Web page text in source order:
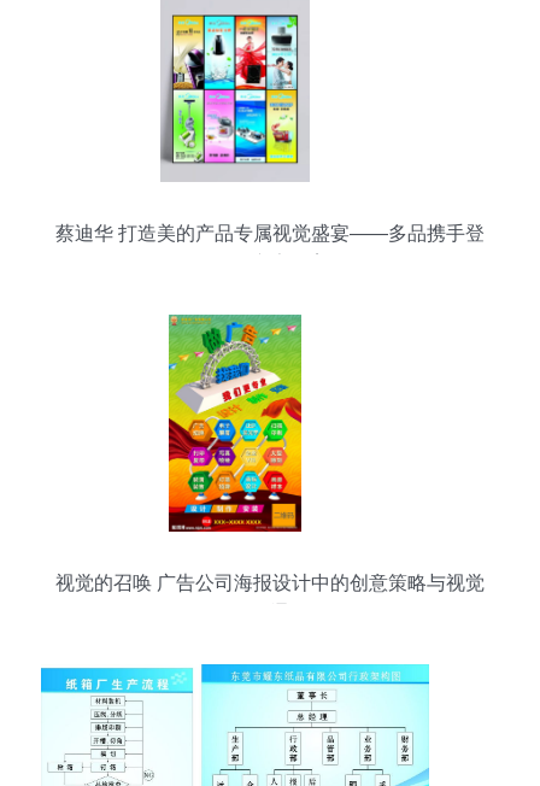
蔡迪华 打造美的产品专属视觉盛宴——多品携手登
视觉的召唤 广告公司海报设计中的创意策略与视觉